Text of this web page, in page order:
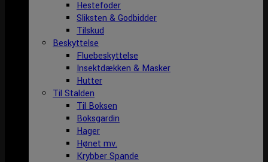
Hestefoder
Sliksten & Godbidder
Tilskud
Beskyttelse
Fluebeskyttelse
Insektdækken & Masker
Hutter
Til Stalden
Til Boksen
Boksgardin
Hager
Hønet mv.
Krybber Spande